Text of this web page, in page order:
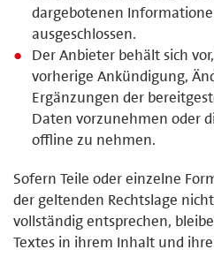
dargebotenen
ausgeschlossen.
Der Anbieter behält sich
vorherige Ankündigung,
Ergänzungen der
Daten vorzunehmen oder
offline zu nehmen.
Sofern Teile oder einzelne
der geltenden Rechtslage
vollständig entsprechen,
Textes in ihrem Inhalt und